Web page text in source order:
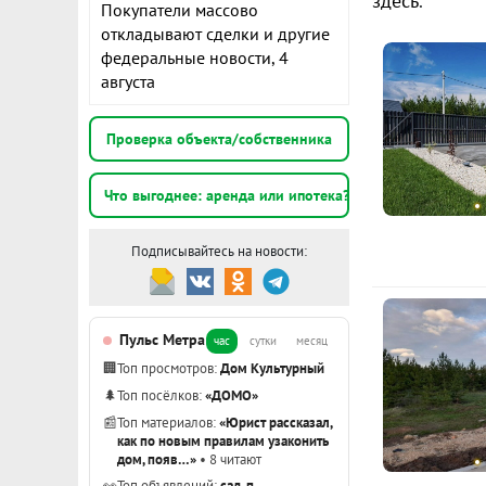
Покупатели массово
откладывают сделки и другие
федеральные новости, 4
августа
Проверка объекта/собственника
Что выгоднее: аренда или ипотека?
Подписывайтесь на новости:
Пульс Метра час сутки месяц
🏢Топ просмотров:Дом Культурный
🌲Топ посёлков:«ДОМО»
📰Топ материалов:«Юрист рассказал,
как по новым правилам узаконить
дом, появ…» • 8 читают